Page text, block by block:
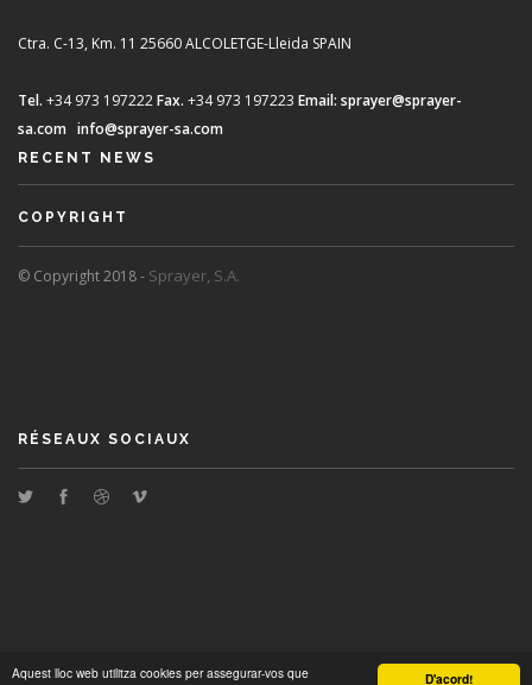
D'acord!
Aquest lloc web utilitza cookies per assegurar-vos que
Ctra. C-13, Km. 11 25660 ALCOLETGE-Lleida SPAIN
Tel. +34 973 197222Fax. +34 973 197223 Email: sprayer@sprayer-
sa.com info@sprayer-sa.com
RECENT NEWS
COPYRIGHT
© Copyright 2018 - Sprayer, S.A.
RÉSEAUX SOCIAUX